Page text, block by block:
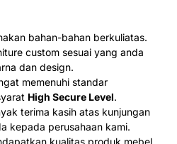
bahan-bahan berkuliatas.
custom sesuai yang anda
dan design.
memenuhi standar
High Secure Level.
terima kasih atas kunjungan
kepada perusahaan kami.
kualitas produk mebel